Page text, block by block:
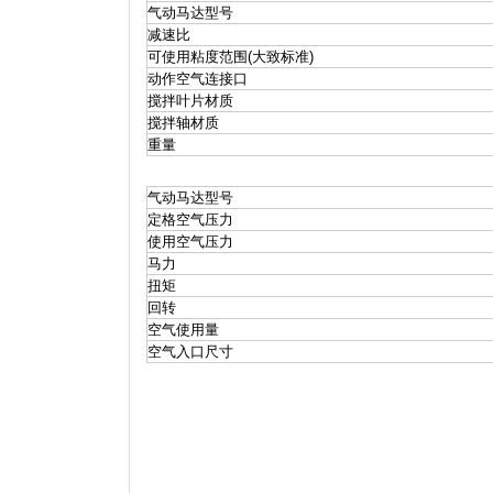
气动马达型号
减速比
可使用粘度范围(大致标准)
动作空气连接口
搅拌叶片材质
搅拌轴材质
重量
气动马达型号
定格空气压力
使用空气压力
马力
扭矩
回转
空气使用量
空气入口尺寸